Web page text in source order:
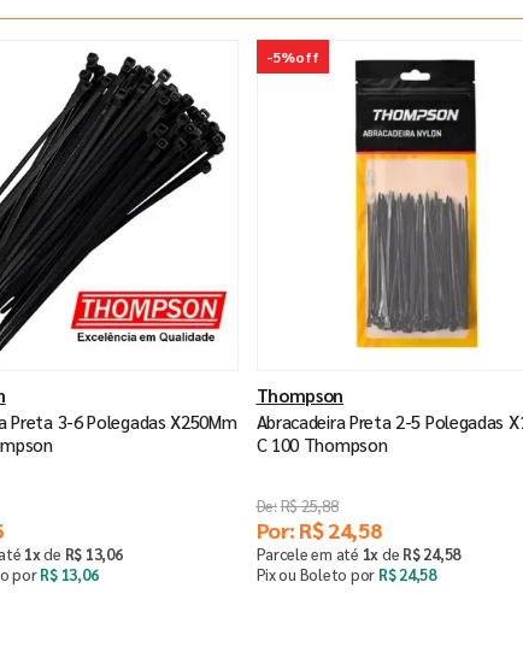
Preta 3-6 Polegadas X250Mm
1xde R$ 13,06
porR$ 13,06
-5%off
Thompson
Abracadeira Preta 2-5 Polegadas
C 100 Thompson
R$25,88
Por: R$ 24,58
Parcele em até 1xde R$ 24,58
Pix ou Boleto por R$ 24,58